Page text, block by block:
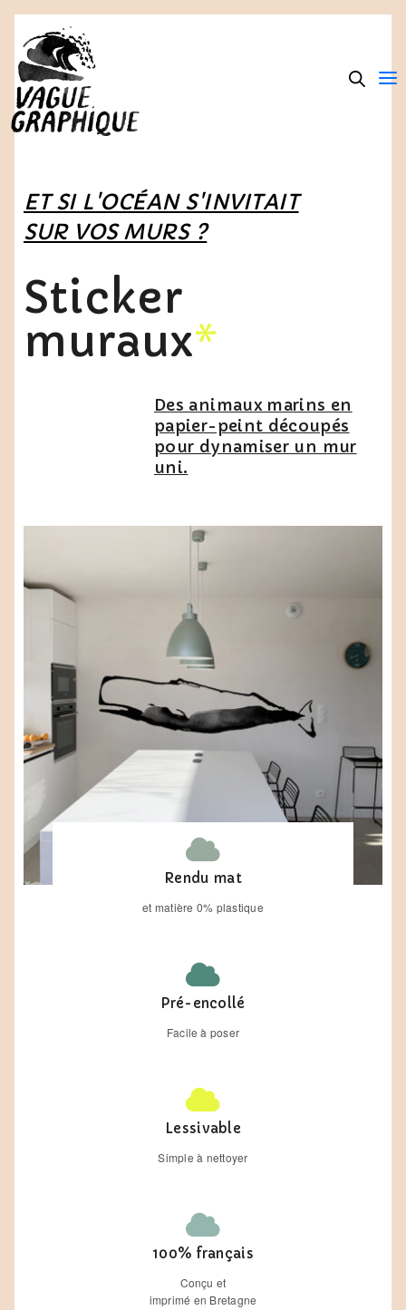
ET SI L'OCÉAN S'INVITAIT
SUR VOS MURS ?
Sticker
muraux*
Des animaux marins en
papier-peint découpés
pour dynamiser un mur
uni.
Rendu mat
et matière 0% plastique
Pré-encollé
Facile à poser
Lessivable
Simple à nettoyer
100% français
Conçu et
imprimé en Bretagne
VOIR TOUS LES STICKERS